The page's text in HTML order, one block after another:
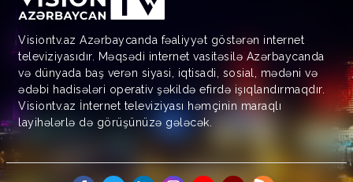
Visiontv.az Azərbaycanda fəaliyyət göstərən internet
televiziyasıdır. Məqsədi internet vasitəsilə Azərbaycanda
və dünyada baş verən siyasi, iqtisadi, sosial, mədəni və
ədəbi hadisələri operativ şəkildə efirdə işıqlandırmaqdır.
Visiontv.az İnternet televiziyası həmçinin maraqlı
layihələrlə də görüşünüzə gələcək.